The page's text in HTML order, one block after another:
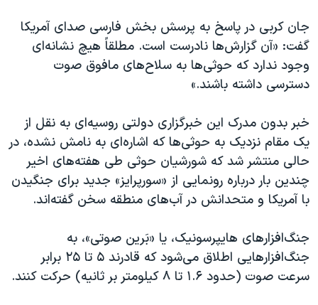
اعتراضات مردمی آبان ۹۸
اسرائیل در جنگ
نرگس محمدی برنده جایزه نوبل صلح
صفحه‌های ویژه
سفر پرزیدنت ترامپ به چین
جان کربی در پاسخ به پرسش بخش فارسی صدای آمریکا
گفت: «آن گزارش‌ها نادرست است. مطلقاً هیچ نشانه‌ای
وجود ندارد که حوثی‌ها به سلاح‌های مافوق صوت
دسترسی داشته باشند.»
خبر بدون مدرک این خبرگزاری دولتی روسیه‌ای به نقل از
یک مقام نزدیک به حوثی‌ها که اشاره‌ای به نامش نشده، در
حالی منتشر شد که شورشیان حوثی طی هفته‌های اخیر
چندین بار درباره رونمایی از «سورپرایز» جدید برای جنگیدن
با آمریکا و متحدانش در آب‌های منطقه سخن گفته‌اند.
جنگ‌افزارهای هایپرسونیک، یا «بَرین صوتی»، به
جنگ‌افزارهایی اطلاق می‌شود که قادرند ۵ تا ۲۵ برابر
سرعت صوت (حدود ۱.۶ تا ۸ کیلومتر بر ثانیه) حرکت کنند.